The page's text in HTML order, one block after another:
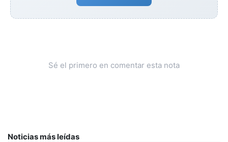
Sé el primero en comentar esta nota
Noticias más leídas